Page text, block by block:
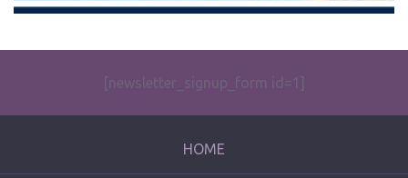
[newsletter_signup_form id=1]
HOME